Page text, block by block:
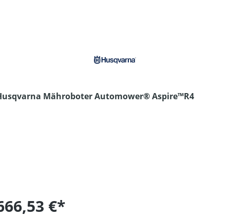
Mähroboter Automower® Aspire™R4
€*